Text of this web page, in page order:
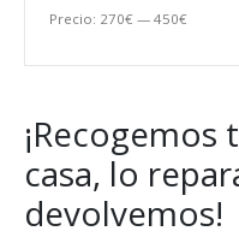
Precio
Precio
Precio: 270€ — 450€
casa, lo
devolvemos!